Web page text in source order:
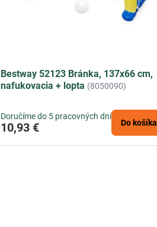
Bestway 52123 Bránka, 137x66 cm,
nafukovacia + lopta (8050090)
Doručíme do 5 pracovných dní
10,93 € Do košíka